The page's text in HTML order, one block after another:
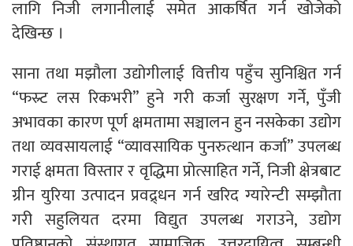
लागि निजी लगानीलाई समेत आकर्षित गर्न खोजेको
देखिन्छ ।
साना तथा मझौला उद्योगीलाई वित्तीय पहुँच सुनिश्चित गर्न
“फस्र्ट लस रिकभरी” हुने गरी कर्जा सुरक्षण गर्ने, पुँजी
अभावका कारण पूर्ण क्षमतामा सञ्चालन हुन नसकेका उद्योग
तथा व्यवसायलाई “व्यावसायिक पुनरुत्थान कर्जा” उपलब्ध
गराई क्षमता विस्तार र वृद्धिमा प्रोत्साहित गर्ने, निजी क्षेत्रबाट
ग्रीन युरिया उत्पादन प्रवद्र्धन गर्न खरिद ग्यारेन्टी सम्झौता
गरी सहुलियत दरमा विद्युत उपलब्ध गराउने, उद्योग